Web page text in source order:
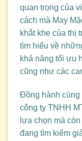
quan trọng của
cách mà May
khắt khe của thị
tìm hiểu về
khả năng tối ưu
cũng như các
Đồng hành cùng
công ty TNHH
lựa chọn mà
đang tìm kiếm